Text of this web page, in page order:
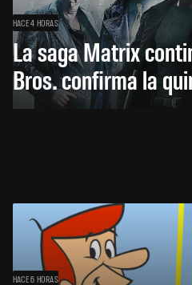
HACE 4 HORAS
La saga Matrix
Bros. confirma la
HACE 6 HORAS